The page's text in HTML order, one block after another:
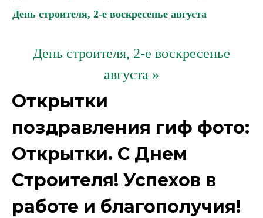
День строителя, 2-е воскресенье августа
День строителя, 2-е воскресенье
августа »
Открытки
поздравления гиф фото:
Открытки. С Днем
Строителя! Успехов в
работе и благополучия!